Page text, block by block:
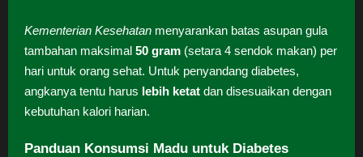
Kementerian Kesehatan menyarankan batas asupan gula
tambahan maksimal 50 gram (setara 4 sendok makan) per
hari untuk orang sehat. Untuk penyandang diabetes,
angkanya tentu harus lebih ketat dan disesuaikan dengan
kebutuhan kalori harian.
Panduan Konsumsi Madu untuk Diabetes